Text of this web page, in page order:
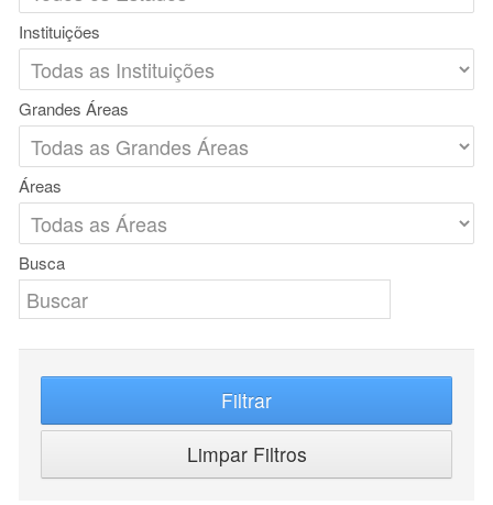
Instituições
Grandes Áreas
Áreas
Busca
Filtrar
Limpar Filtros